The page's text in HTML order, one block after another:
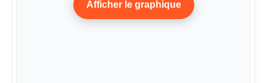
Afficher le graphique